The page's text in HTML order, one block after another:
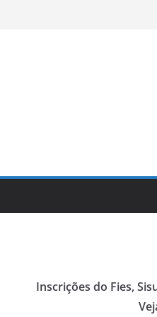
Inscrições do Fies,